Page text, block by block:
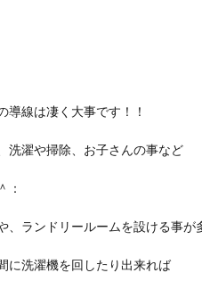
導線は凄く大事です！！
洗濯や掃除、お子さんの事など
：
、ランドリールームを設ける事が
に洗濯機を回したり出来れば